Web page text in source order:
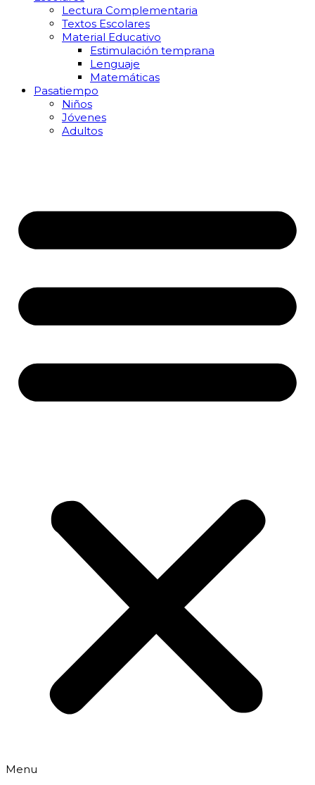
Lectura Complementaria
Textos Escolares
Material Educativo
Estimulación temprana
Lenguaje
Matemáticas
Pasatiempo
Niños
Jóvenes
Adultos
Menu